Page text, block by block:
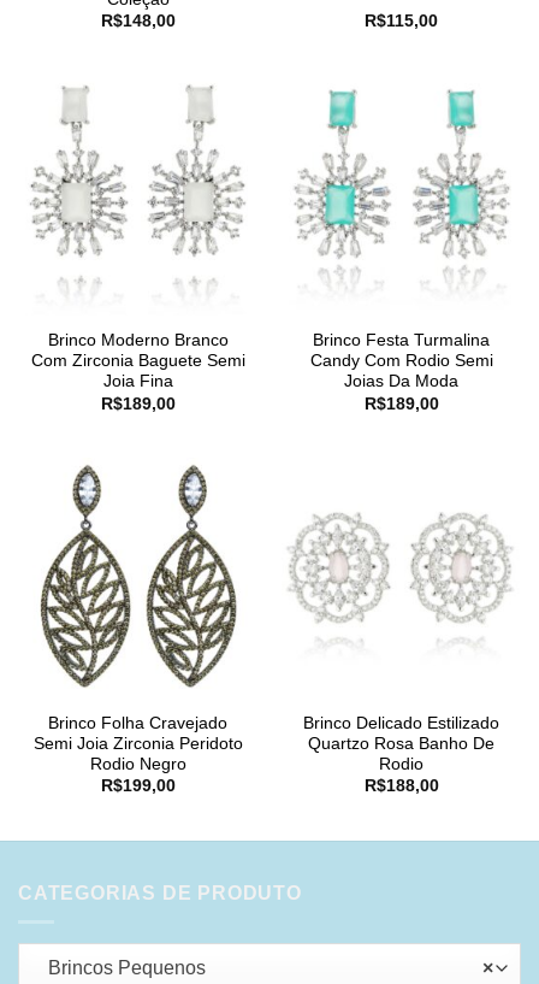
R$148,00 R$115,00
Brinco Moderno Branco
Com Zirconia Baguete Semi
Joia Fina
R$189,00
Brinco Festa Turmalina
Candy Com Rodio Semi
Joias Da Moda
R$189,00
Brinco Folha Cravejado
Semi Joia Zirconia Peridoto
Rodio Negro
R$199,00
Brinco Delicado Estilizado
Quartzo Rosa Banho De
Rodio
R$188,00
CATEGORIAS DE PRODUTO
×
Brincos Pequenos